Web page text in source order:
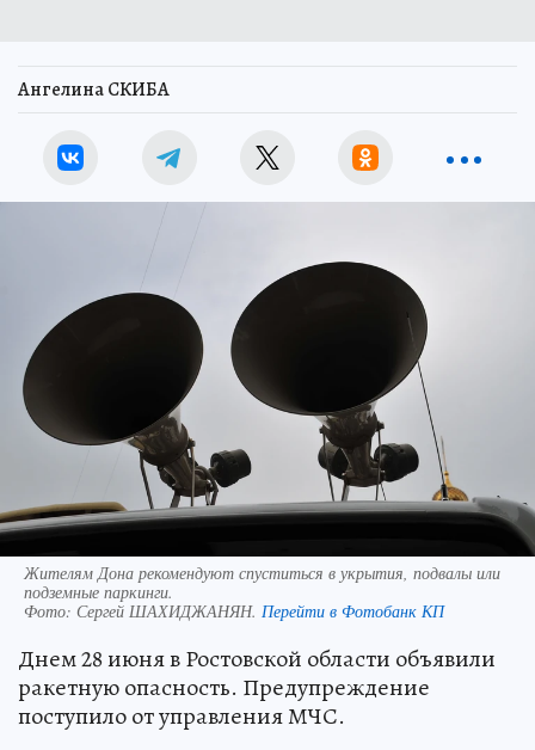
Ангелина СКИБА
Жителям Дона рекомендуют спуститься в укрытия, подвалы или
подземные паркинги.
Фото: Сергей ШАХИДЖАНЯН. Перейти в Фотобанк КП
Днем 28 июня в Ростовской области объявили
ракетную опасность. Предупреждение
поступило от управления МЧС.